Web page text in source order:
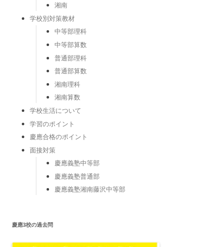
湘南
学校別対策教材
中等部理科
中等部算数
普通部理科
普通部算数
湘南理科
湘南算数
学校生活について
学習のポイント
慶應合格のポイント
面接対策
慶應義塾中等部
慶應義塾普通部
慶應義塾湘南藤沢中等部
慶應3校の過去問